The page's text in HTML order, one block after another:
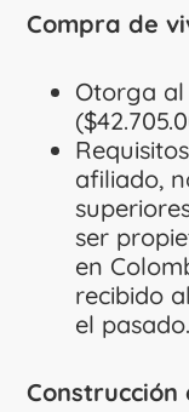
Compra de
Otorga al
afiliado,
ser
en
recibido
el pasado.